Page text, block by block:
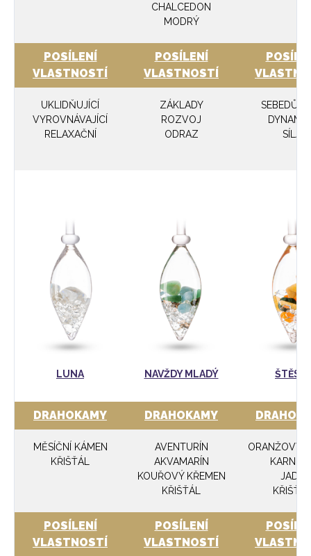
CHALCEDON
MODRÝ
POSÍLENÍ
VLASTNOSTÍ
UKLIDŇUJÍCÍ
VYROVNÁVAJÍCÍ
RELAXAČNÍ
POSÍLENÍ
VLASTNOSTÍ
ZÁKLADY
ROZVOJ
ODRAZ
SÍLA
LUNA NAVŽDY MLADÝ ŠTĚSTÍ
DRAHOKAMY
MĚSÍČNÍ KÁMEN
KŘIŠŤÁL
DRAHOKAMY
AVENTURÍN
AKVAMARÍN
KOUŘOVÝ KŘEMEN
KŘIŠŤÁL
ORANŽOVÝ
JADE
KŘIŠŤÁL
POSÍLENÍ
VLASTNOSTÍ
POSÍLENÍ
VLASTNOSTÍ